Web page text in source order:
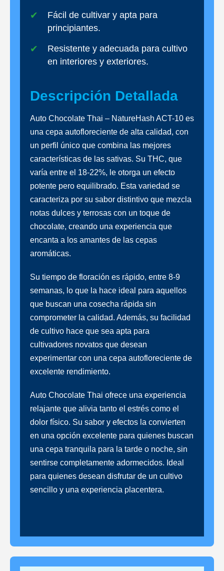
Fácil de cultivar y apta para
principiantes.
Resistente y adecuada para cultivo
en interiores y exteriores.
Descripción Detallada
Auto Chocolate Thai – NatureHash ACT-10 es
una cepa autofloreciente de alta calidad, con
un perfil único que combina las mejores
características de las sativas. Su THC, que
varía entre el 18-22%, le otorga un efecto
potente pero equilibrado. Esta variedad se
caracteriza por su sabor distintivo que mezcla
notas dulces y terrosas con un toque de
chocolate, creando una experiencia que
encanta a los amantes de las cepas
aromáticas.
Su tiempo de floración es rápido, entre 8-9
semanas, lo que la hace ideal para aquellos
que buscan una cosecha rápida sin
comprometer la calidad. Además, su facilidad
de cultivo hace que sea apta para
cultivadores novatos que desean
experimentar con una cepa autofloreciente de
excelente rendimiento.
Auto Chocolate Thai ofrece una experiencia
relajante que alivia tanto el estrés como el
dolor físico. Su sabor y efectos la convierten
en una opción excelente para quienes buscan
una cepa tranquila para la tarde o noche, sin
sentirse completamente adormecidos. Ideal
para quienes desean disfrutar de un cultivo
sencillo y una experiencia placentera.